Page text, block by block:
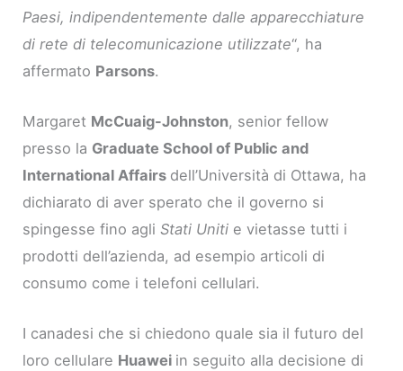
Paesi, indipendentemente dalle apparecchiature
di rete di telecomunicazione utilizzate“, ha
affermato Parsons.
Margaret McCuaig-Johnston, senior fellow
presso la Graduate School of Public and
International Affairs dell’Università di Ottawa, ha
dichiarato di aver sperato che il governo si
spingesse fino agliStati Uniti e vietasse tutti i
prodotti dell’azienda, ad esempio articoli di
consumo come i telefoni cellulari.
I canadesi che si chiedono quale sia il futuro del
loro cellulare Huawei in seguito alla decisione di